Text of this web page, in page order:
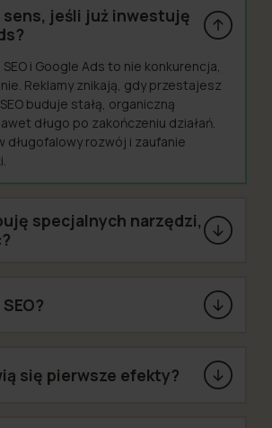
sens, jeśli już inwestuję
i Google Ads to nie konkurencja,
Reklamy znikają, gdy przestajesz
buduje stałą, organiczną
długo po zakończeniu działań.
długofalowy rozwój i zaufanie
specjalnych narzędzi,
się pierwsze efekty?